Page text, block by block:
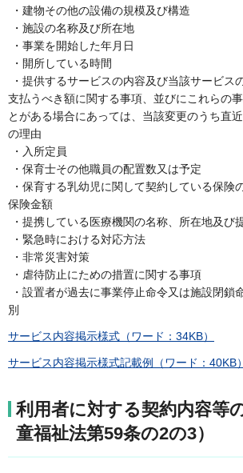
・建物その他の設備の規模及び構造
・施設の名称及び所在地
・事業を開始した年月日
・開所している時間
・提供するサービスの内容及び当該サービス
支払うべき額に関する事項、並びにこれらの
とがある場合にあっては、当該変更のうち直
の理由
・入所定員
・保育士その他職員の配置数又は予定
・保育する乳幼児に関して契約している保険
保険金額
・提携している医療機関の名称、所在地及び
・緊急時における対応方法
・非常災害対策
・虐待防止にための措置に関する事項
・設置者が過去に事業停止命令又は施設閉鎖
別
サービス内容掲示様式（ワード：34KB）
サービス内容掲示様式記載例（ワード：40KB）
利用者に対する契約内容等
童福祉法第59条の2の3）